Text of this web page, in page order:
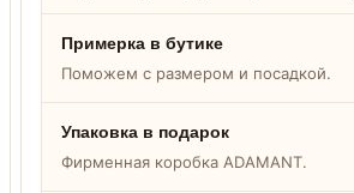
Примерка в бутике
Поможем с размером и посадкой.
Упаковка в подарок
Фирменная коробка ADAMANT.